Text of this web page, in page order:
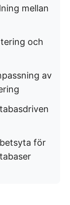
mellan
och
av
för